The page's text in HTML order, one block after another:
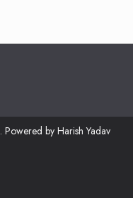
. Powered by Harish Yadav